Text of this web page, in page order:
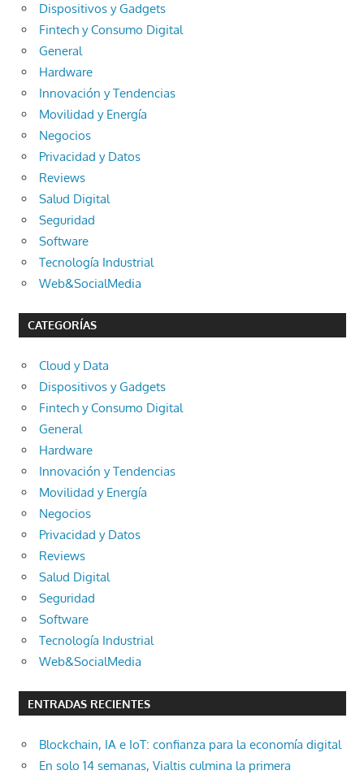
Dispositivos y Gadgets
Fintech y Consumo Digital
General
Hardware
Innovación y Tendencias
Movilidad y Energía
Negocios
Privacidad y Datos
Reviews
Salud Digital
Seguridad
Software
Tecnología Industrial
Web&SocialMedia
CATEGORÍAS
Cloud y Data
Dispositivos y Gadgets
Fintech y Consumo Digital
General
Hardware
Innovación y Tendencias
Movilidad y Energía
Negocios
Privacidad y Datos
Reviews
Salud Digital
Seguridad
Software
Tecnología Industrial
Web&SocialMedia
ENTRADAS RECIENTES
Blockchain, IA e IoT: confianza para la economía digital
En solo 14 semanas, Vialtis culmina la primera